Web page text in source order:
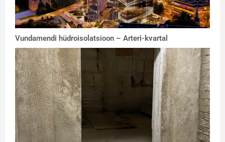
Vundamendi hüdroisolatsioon – Arteri-kvartal